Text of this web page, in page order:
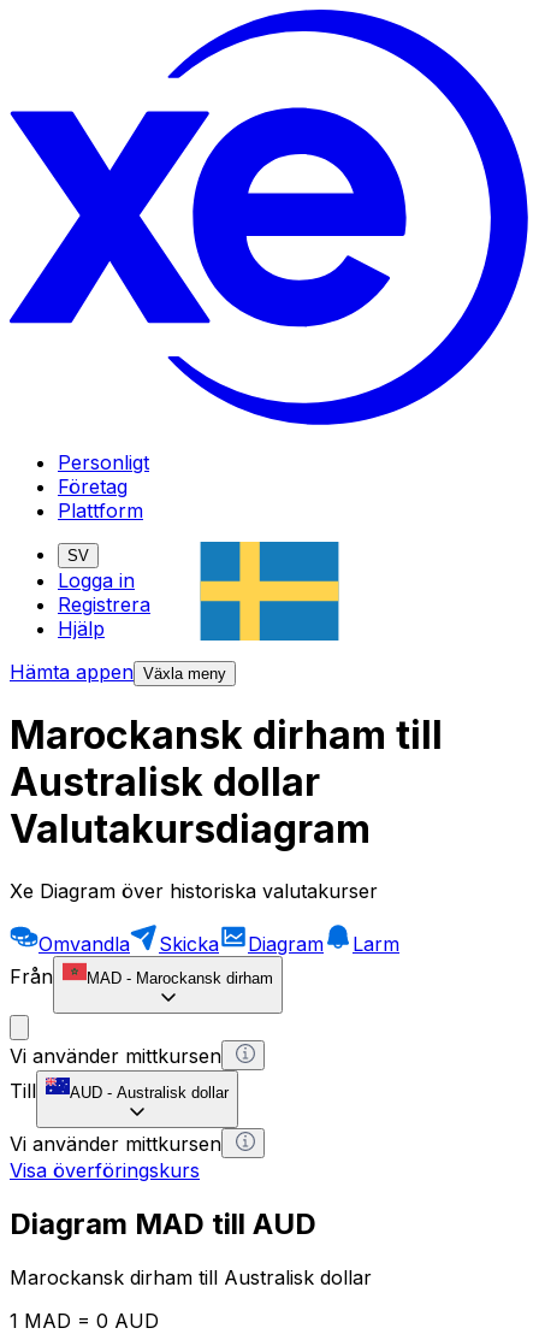
Personligt
Företag
Plattform
SV
Logga in
Registrera
Hjälp
Hämta appen Växla meny
Marockansk dirham till
Australisk dollar
Valutakursdiagram
Xe Diagram över historiska valutakurser
Omvandla Skicka Diagram
Larm
Från
MAD - Marockansk dirham
Vi använder mittkursen
Till
AUD - Australisk dollar
Vi använder mittkursen
Visa överföringskurs
Diagram MAD till AUD
Marockansk dirham till Australisk dollar
1 MAD = 0 AUD